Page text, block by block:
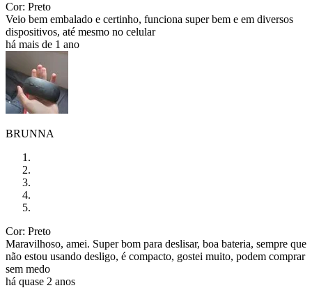
Cor: Preto
Veio bem embalado e certinho, funciona super bem e em diversos
dispositivos, até mesmo no celular
há mais de 1 ano
BRUNNA
Cor: Preto
Maravilhoso, amei. Super bom para deslisar, boa bateria, sempre que
não estou usando desligo, é compacto, gostei muito, podem comprar
sem medo
há quase 2 anos